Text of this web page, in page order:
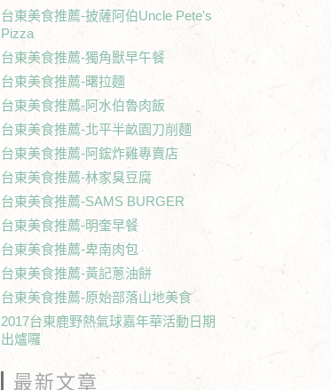
台東美食推薦-披薩阿伯Uncle Pete's
Pizza
台東美食推薦-獨角獸早午餐
台東美食推薦-曙拉麵
台東美食推薦-阿水伯魯肉飯
台東美食推薦-北平半畝園刀削麵
台東美食推薦-阿鋐炸雞專賣店
台東美食推薦-林家臭豆腐
台東美食推薦-SAMS BURGER
台東美食推薦-明奎早餐
台東美食推薦-卑南肉包
台東美食推薦-黃記蔥油餅
台東美食推薦-原始部落山地美食
2017台東鹿野熱氣球嘉年華活動日期
出爐囉
最新文章